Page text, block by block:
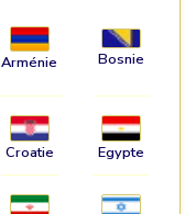
Arménie Bosnie
Croatie Egypte